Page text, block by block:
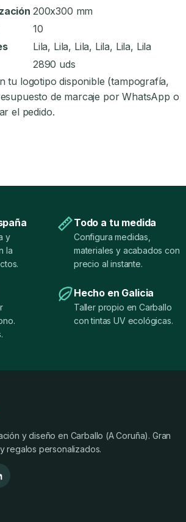
200x300 mm
10
Lila, Lila, Lila, Lila, Lila, Lila
2890 uds
tu logotipo disponible (tampografía,
de marcaje por WhatsApp o
el pedido.
y
la
Todo a tu medida
Configura medidas,
materiales y acabados con
precio al instante.
Hecho en Galicia
Taller propio en Carballo
con tintas UV ecológicas.
y diseño en Carballo (A Coruña). Gran
regalos personalizados.